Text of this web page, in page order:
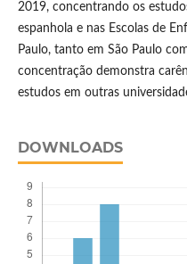
2019, concentrando os
espanhola e nas Escolas de
Paulo, tanto em São Paulo
concentração demonstra
estudos em outras
DOWNLOADS